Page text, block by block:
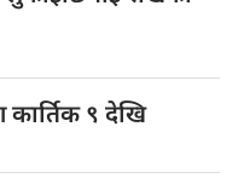
९ देखि